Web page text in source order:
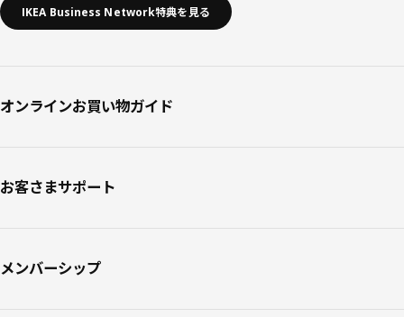
IKEA Business Network特典を見る
オンラインお買い物ガイド
お客さまサポート
メンバーシップ